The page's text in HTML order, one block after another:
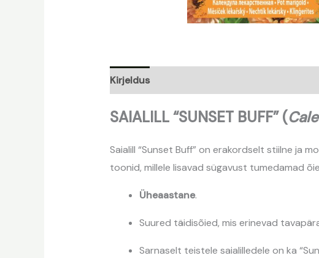
Kirjeldus
SAIALILL “SUNSET BUFF” (
Saialill “Sunset Buff” on erakordselt stiilne ja
toonid, millele lisavad sügavust tumedamad
Üheaastane.
Suured täidisõied, mis erinevad
Sarnaselt teistele saialilledele on ka